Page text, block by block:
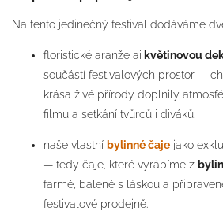
Na tento jedinečný festival dodáváme
floristické aranže ai květinovou
součástí festivalových prostor —
krása živé přírody doplnily
filmu a setkání tvůrců i diváků.
naše vlastní bylinné čaje jako
— tedy čaje, které vyrábíme z
farmě, balené s láskou a
festivalové prodejně.